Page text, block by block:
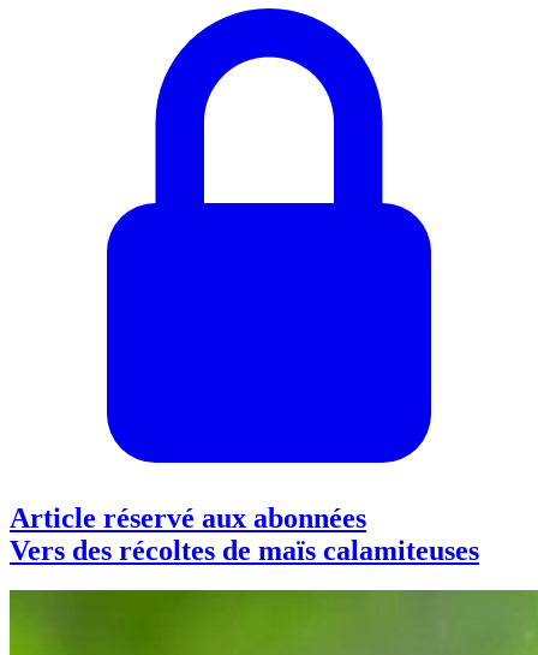
Article réservé aux abonnées
Vers des récoltes de maïs calamiteuses